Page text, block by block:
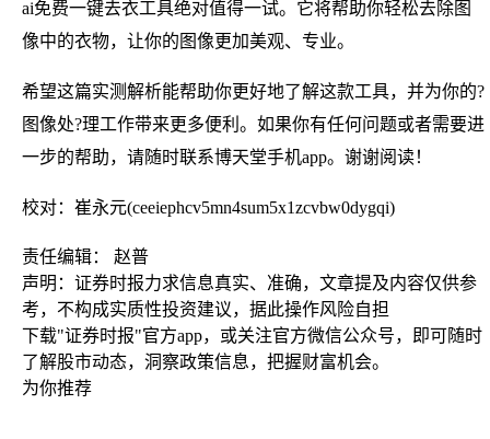
ai免费一键去衣工具绝对值得一试。它将帮助你轻松去除图
像中的衣物，让你的图像更加美观、专业。
希望这篇实测解析能帮助你更好地了解这款工具，并为你的?
图像处?理工作带来更多便利。如果你有任何问题或者需要进
一步的帮助，请随时联系博天堂手机app。谢谢阅读！
校对：崔永元(ceeiephcv5mn4sum5x1zcvbw0dygqi)
责任编辑： 赵普
声明：证券时报力求信息真实、准确，文章提及内容仅供参
考，不构成实质性投资建议，据此操作风险自担
下载"证券时报"官方app，或关注官方微信公众号，即可随时
了解股市动态，洞察政策信息，把握财富机会。
为你推荐